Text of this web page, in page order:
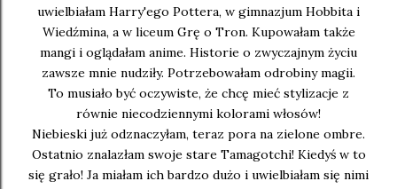
uwielbiałam Harry'ego Pottera, w gimnazjum Hobbita i
Wiedźmina, a w liceum Grę o Tron. Kupowałam także
mangi i oglądałam anime. Historie o zwyczajnym życiu
zawsze mnie nudziły. Potrzebowałam odrobiny magii.
To musiało być oczywiste, że chcę mieć stylizacje z
równie niecodziennymi kolorami włosów!
Niebieski już odznaczyłam, teraz pora na zielone ombre.
Ostatnio znalazłam swoje stare Tamagotchi! Kiedyś w to
się grało! Ja miałam ich bardzo dużo i uwielbiałam się nimi